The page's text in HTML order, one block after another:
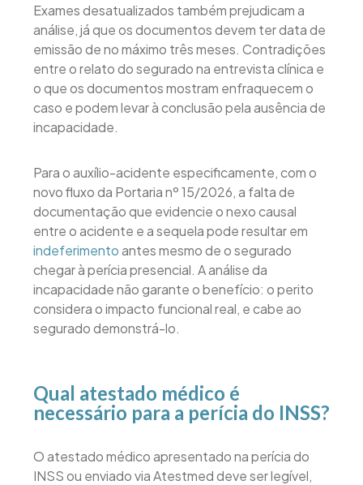
Exames desatualizados também prejudicam a
análise, já que os documentos devem ter data de
emissão de no máximo três meses. Contradições
entre o relato do segurado na entrevista clínica e
o que os documentos mostram enfraquecem o
caso e podem levar à conclusão pela ausência de
incapacidade.
Para o auxílio-acidente especificamente, com o
novo fluxo da Portaria nº 15/2026, a falta de
documentação que evidencie o nexo causal
entre o acidente e a sequela pode resultar em
indeferimentoantes mesmo de o segurado
chegar à perícia presencial. A análise da
incapacidade não garante o benefício: o perito
considera o impacto funcional real, e cabe ao
segurado demonstrá-lo.
Qual atestado médico é
necessário para a perícia do INSS?
O atestado médico apresentado na perícia do
INSS ou enviado via Atestmed deve ser legível,